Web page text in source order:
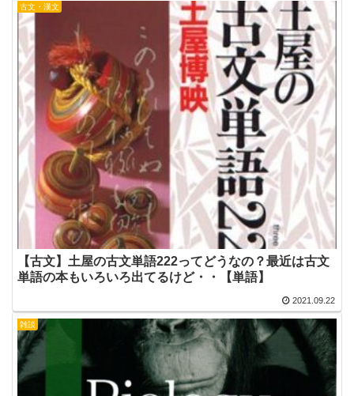
古文・漢文
【古文】土屋の古文単語222ってどうなの？最近は古文
単語の本もいろいろ出てるけど・・【単語】
2021.09.22
雑談